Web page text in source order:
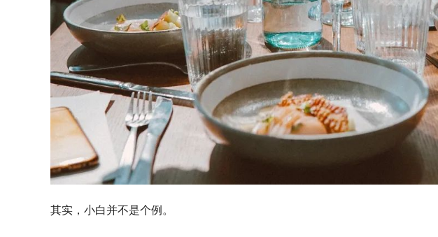
其实，小白并不是个例。